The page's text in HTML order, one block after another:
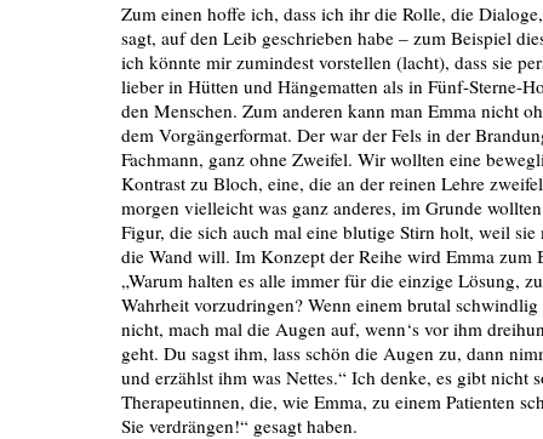
Zum einen hoffe ich, dass ich ihr die Rolle, die
sagt, auf den Leib geschrieben habe – zum Beispiel
ich könnte mir zumindest vorstellen (lacht), dass sie
lieber in Hütten und Hängematten als in Fünf-Sterne-
den Menschen. Zum anderen kann man Emma nicht
dem Vorgängerformat. Der war der Fels in der
Fachmann, ganz ohne Zweifel. Wir wollten eine
Kontrast zu Bloch, eine, die an der reinen Lehre
morgen vielleicht was ganz anderes, im Grunde
Figur, die sich auch mal eine blutige Stirn holt, weil
die Wand will. Im Konzept der Reihe wird Emma zum
„Warum halten es alle immer für die einzige Lösung,
Wahrheit vorzudringen? Wenn einem brutal schwindlig
nicht, mach mal die Augen auf, wenn‘s vor ihm
geht. Du sagst ihm, lass schön die Augen zu, dann
und erzählst ihm was Nettes.“ Ich denke, es gibt nicht
Therapeutinnen, die, wie Emma, zu einem Patienten
Sie verdrängen!“ gesagt haben.